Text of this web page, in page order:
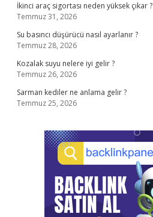
İkinci araç sigortası neden yüksek çıkar ?
Temmuz 31, 2026
Su basıncı düşürücü nasıl ayarlanır ?
Temmuz 28, 2026
Kozalak suyu nelere iyi gelir ?
Temmuz 26, 2026
Sarman kediler ne anlama gelir ?
Temmuz 25, 2026